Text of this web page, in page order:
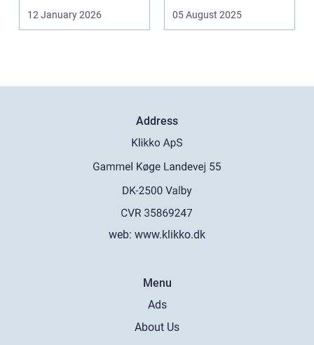
af sk&arin...
12 January 2026 05 August 2025
Address
web: www.klikko.dk
Menu
Ads
About Us